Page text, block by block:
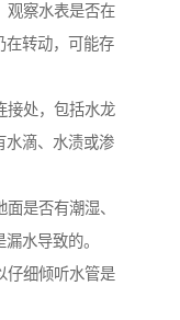
观察水表是否在
在转动，可能存
接处，包括水龙
水滴、水渍或渗
是否有潮湿、
水导致的。
仔细倾听水管是